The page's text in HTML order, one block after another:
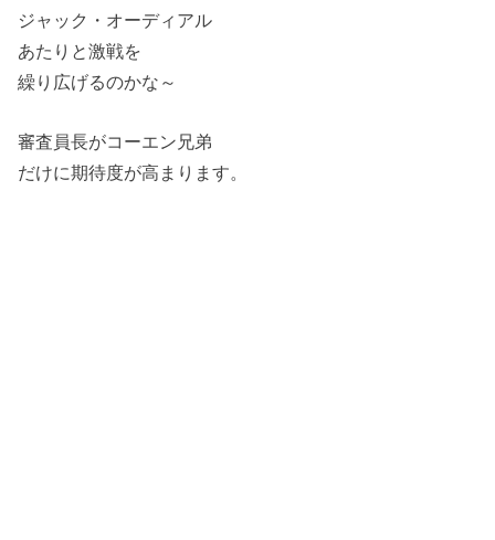
ジャック・オーディアル
あたりと激戦を
繰り広げるのかな～
審査員長がコーエン兄弟
だけに期待度が高まります。